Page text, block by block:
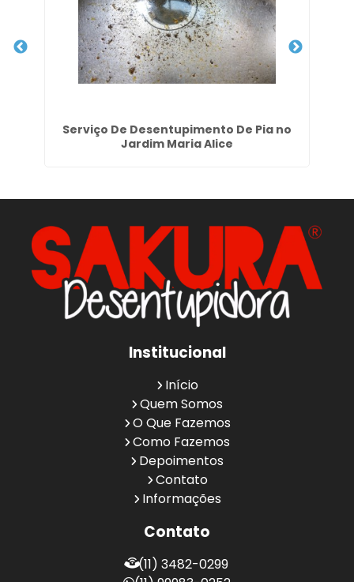
Serviço De Desentupimento De Pia no
Jardim Maria Alice
Institucional
Início
Quem Somos
O Que Fazemos
Como Fazemos
Depoimentos
Contato
Informações
Contato
(11) 3482-0299